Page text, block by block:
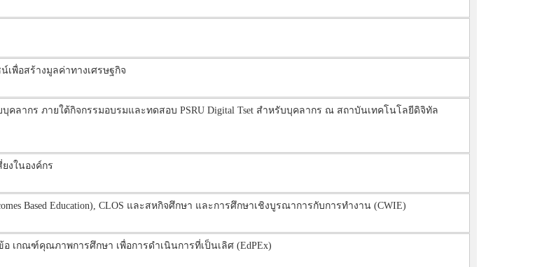
พื่อสร้างมูลค่าทางเศรษฐกิจ
ลากร ภายใต้กิจกรรมอบรมและทดสอบ PSRU Digital Tset สำหรับบุคลากร ณ สถาบันเทคโนโลยีดิจิทัล
งในองค์กร
Based Education), CLOS และสหกิจศึกษา และการศึกษาเชิงบูรณาการกับการทำงาน (CWIE)
เกณฑ์คุณภาพการศึกษา เพื่อการดำเนินการที่เป็นเลิศ (EdPEx)